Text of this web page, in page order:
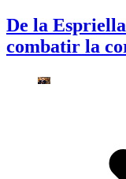
De la
combatir la